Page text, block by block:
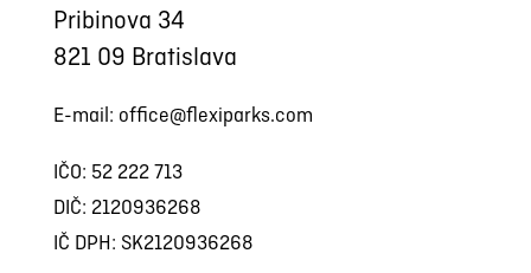
Pribinova 34
821 09 Bratislava
E-mail: office@flexiparks.com
IČO: 52 222 713
DIČ: 2120936268
IČ DPH: SK2120936268